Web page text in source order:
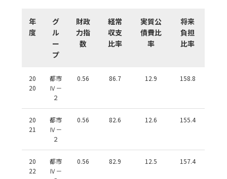
年
度
グ
ル
ー
プ
財政
力指
数
経常
収支
比率
実質公
債費比
率
将来
負担
比率
20
20
都市
Ⅳ－
２
0.56 86.7 12.9 158.8
20
21
都市
Ⅳ－
２
0.56 82.6 12.6 155.4
20
22
都市
Ⅳ－
0.56 82.9 12.5 157.4